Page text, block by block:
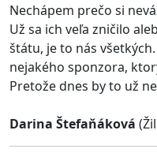
Nechápem prečo si
Už sa ich veľa zničilo
štátu, je to nás
nejakého sponzora,
Pretože dnes by to už
Darina Štefaňáková